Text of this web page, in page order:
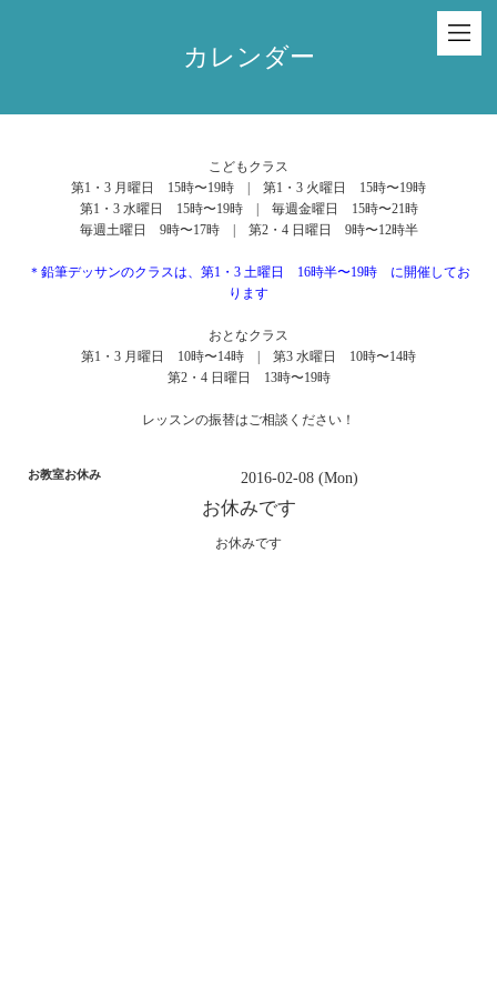
カレンダー
こどもクラス
第1・3 月曜日 15時〜19時 | 第1・3 火曜日 15時〜19時
第1・3 水曜日 15時〜19時 | 毎週金曜日 15時〜21時
毎週土曜日 9時〜17時 | 第2・4 日曜日 9時〜12時半
＊鉛筆デッサンのクラスは、第1・3 土曜日 16時半〜19時 に開催してお
ります
おとなクラス
第1・3 月曜日 10時〜14時 | 第3 水曜日 10時〜14時
第2・4 日曜日 13時〜19時
レッスンの振替はご相談ください！
お教室お休み 2016-02-08 (Mon)
お休みです
お休みです